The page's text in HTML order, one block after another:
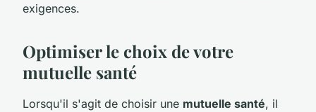
exigences.
Optimiser le choix de votre
mutuelle santé
Lorsqu'il s'agit de choisir une mutuelle santé, il